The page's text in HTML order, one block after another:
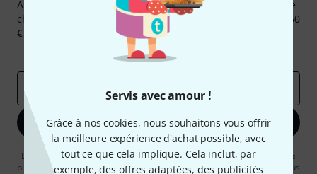
Servis avec amour !
Grâce à nos cookies, nous souhaitons vous offrir
la meilleure expérience d'achat possible, avec
tout ce que cela implique. Cela inclut, par
exemple, des offres adaptées, des publicités
Abonnez-vous à la newsletter Thomann et, avec un peu de
chance, gagnez l'un des 50 bons d'achat d'une valeur de 50
€ chacun!
Articles inspirants
Deals
S'inscrire maintenant
En cliquant sur "S'inscrire maintenant", vous acceptez de recevoir des
publicités par e-mail. La désinscription est possible à tout moment. Vous